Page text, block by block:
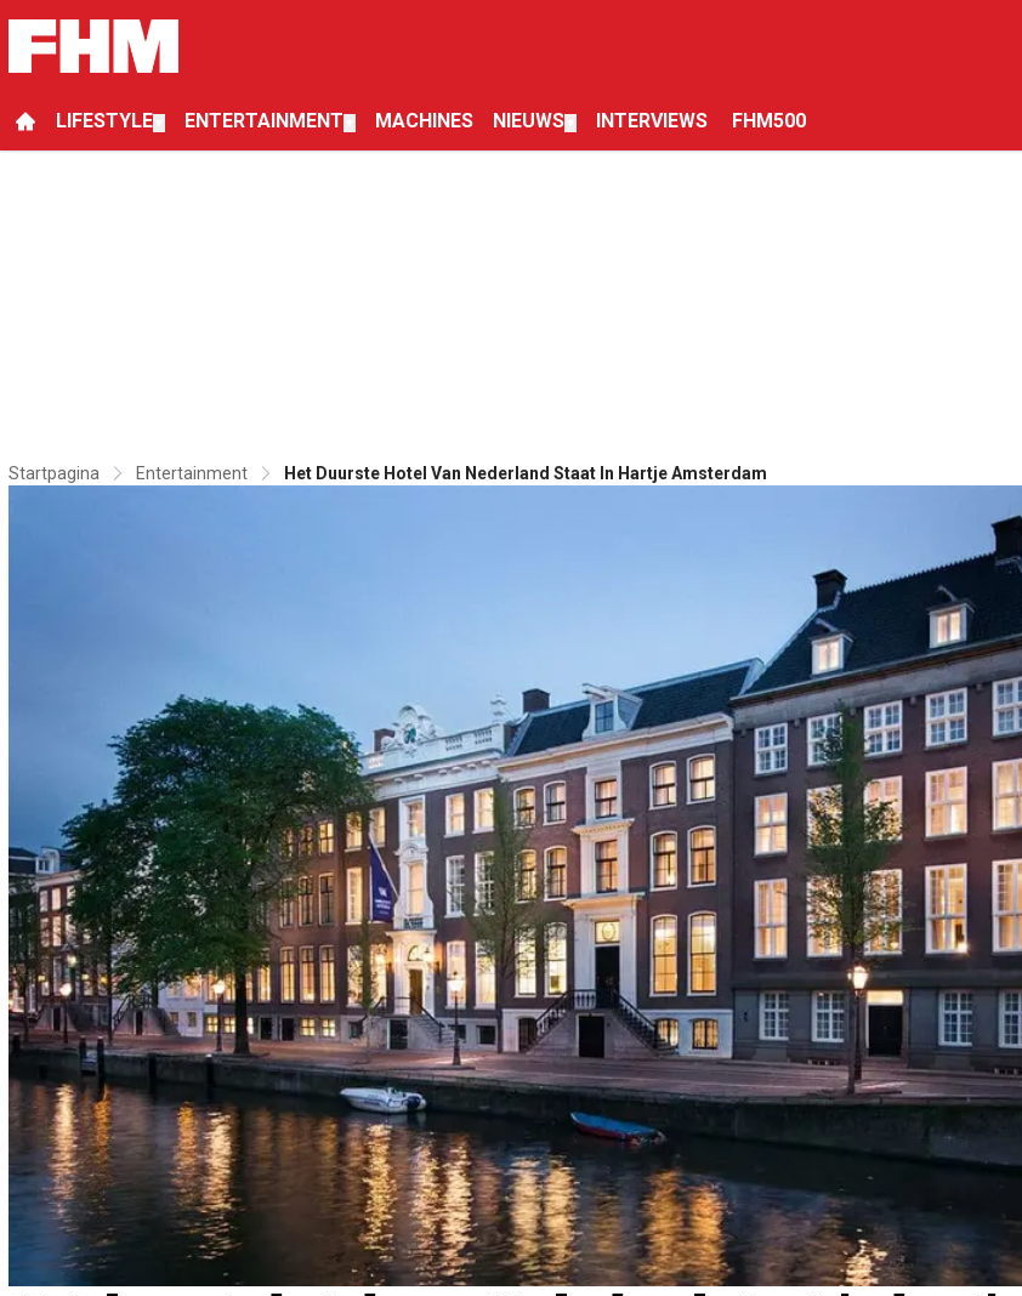
LIFESTYLE ENTERTAINMENT MACHINES NIEUWS INTERVIEWS FHM500
Startpagina Entertainment Het Duurste Hotel Van Nederland Staat In Hartje Amsterdam